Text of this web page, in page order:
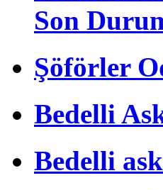
Son
Şöförler
Bedelli
Bedelli